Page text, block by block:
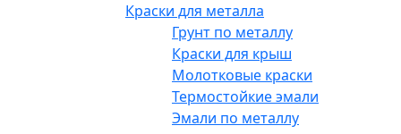
Краски для металла
Грунт по металлу
Краски для крыш
Молотковые краски
Термостойкие эмали
Эмали по металлу